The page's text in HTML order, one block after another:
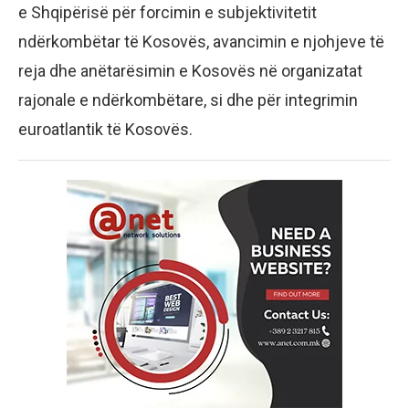
e Shqipërisë për forcimin e subjektivitetit
ndërkombëtar të Kosovës, avancimin e njohjeve të
reja dhe anëtarësimin e Kosovës në organizatat
rajonale e ndërkombëtare, si dhe për integrimin
euroatlantik të Kosovës.